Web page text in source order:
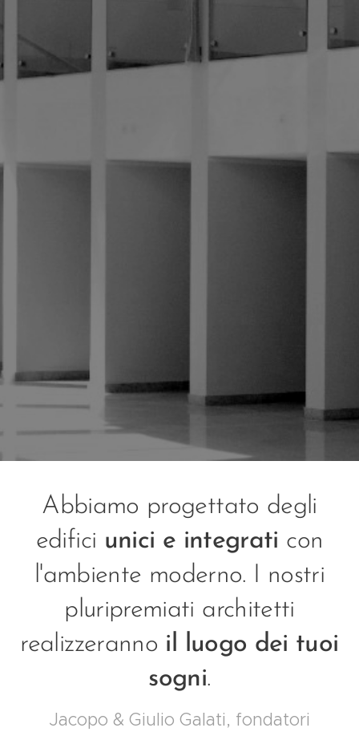
Abbiamo progettato degli
edifici unici e integrati con
l'ambiente moderno. I nostri
pluripremiati architetti
realizzeranno il luogo dei tuoi
sogni.
Jacopo & Giulio Galati, fondatori